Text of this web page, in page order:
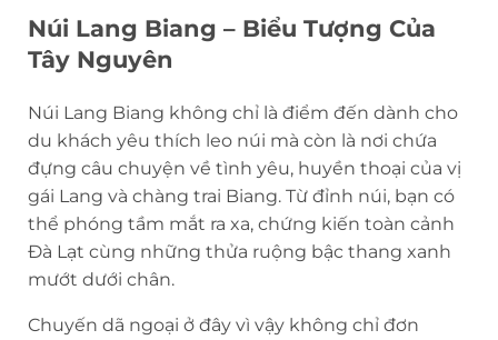
Núi Lang Biang – Biểu Tượng Của
Tây Nguyên
Núi Lang Biang không chỉ là điểm đến dành cho
du khách yêu thích leo núi mà còn là nơi chứa
đựng câu chuyện về tình yêu, huyền thoại của vị
gái Lang và chàng trai Biang. Từ đỉnh núi, bạn có
thể phóng tầm mắt ra xa, chứng kiến toàn cảnh
Đà Lạt cùng những thửa ruộng bậc thang xanh
mướt dưới chân.
Chuyến dã ngoại ở đây vì vậy không chỉ đơn